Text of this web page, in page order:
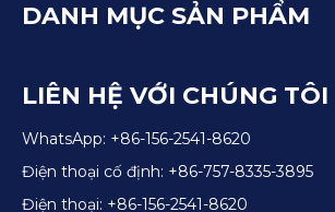
DANH MỤC SẢN PHẨM
LIÊN HỆ VỚI CHÚNG TÔI
WhatsApp: +86-156-2541-8620
Điện thoại cố định: +86-757-8335-3895
Điện thoại: +86-156-2541-8620